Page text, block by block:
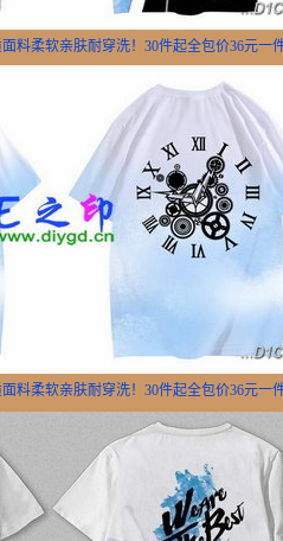
料柔软亲肤耐穿洗！30件起全包价36元一
料柔软亲肤耐穿洗！30件起全包价36元一